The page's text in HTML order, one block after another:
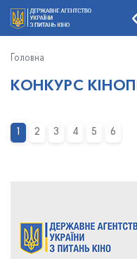
Головна
КОНКУРС
1 2 3 4 5 6